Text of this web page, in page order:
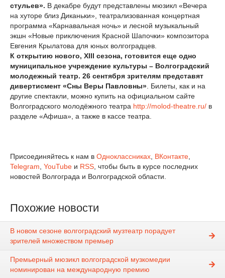
стульев». В декабре будут представлены мюзикл «Вечера
на хуторе близ Диканьки», театрализованная концертная
программа «Карнавальная ночь» и лесной музыкальный
экшн «Новые приключения Красной Шапочки» композитора
Евгения Крылатова для юных волгоградцев.
К открытию нового, XIII сезона, готовится еще одно
муниципальное учреждение культуры – Волгоградский
молодежный театр. 26 сентября зрителям представят
дивертисмент «Сны Веры Павловны» . Билеты, как и на
другие спектакли, можно купить на официальном сайте
Волгоградского молодёжного театра http://molod-theatre.ru/ в
разделе «Афиша», а также в кассе театра.
Присоединяйтесь к нам в Одноклассниках ВКонтакте
Telegram YouTube и RSS , чтобы быть в курсе последних
новостей Волгограда и Волгоградской области.
Похожие новости
В новом сезоне волгоградский музтеатр порадует
зрителей множеством премьер
Премьерный мюзикл волгоградской музкомедии
номинирован на международную премию